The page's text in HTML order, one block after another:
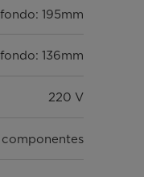
195mm
136mm
220 V
componentes